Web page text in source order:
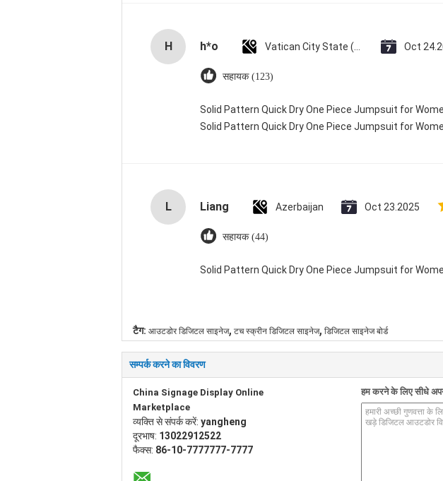
H h*o Oct
सहायक (123)
Solid Pattern Quick Dry One Piece Jumpsuit for
Solid Pattern Quick Dry One Piece Jumpsuit for
L Liang Azerbaijan Oct 23.2025
सहायक (44)
Solid Pattern Quick Dry One Piece Jumpsuit for
टैग: आउटडोर डिजिटल साइनेज, टच स्क्रीन डिजिटल साइनेज, डिजिटल साइनेज बोर्ड
सम्पर्क करने का विवरण
China Signage Display Online
Marketplace
व्यक्ति से संपर्क करें: yangheng
दूरभाष: 13022912522
फैक्स: 86-10-7777777-7777
हम करने के लिए सीधे